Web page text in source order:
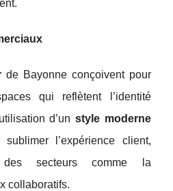
de Bayonne conçoivent pour
qui reflètent l’identité
d’un style moderne
l’expérience client,
des secteurs comme la
collaboratifs.